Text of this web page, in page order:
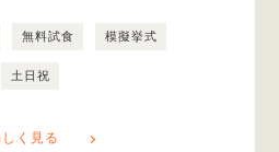
無料試食 模擬挙式
土日祝
しく見る